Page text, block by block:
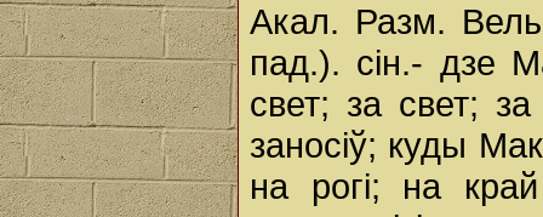
Акал. Разм.
пад.). сін.- дзе
свет; за свет;
заносіў; куды
на рогі; на